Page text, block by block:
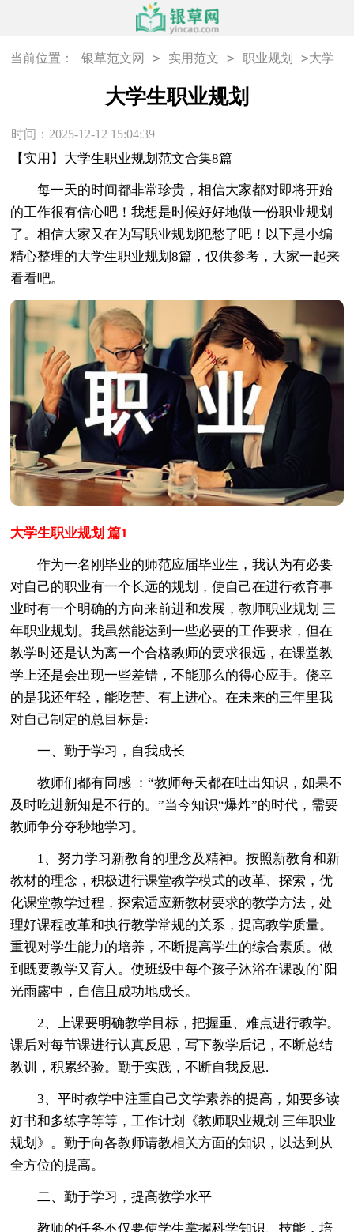
当前位置： 银草范文网 > 实用范文 > 职业规划 >大学
大学生职业规划
时间：2025-12-12 15:04:39
【实用】大学生职业规划范文合集8篇
每一天的时间都非常珍贵，相信大家都对即将开始
的工作很有信心吧！我想是时候好好地做一份职业规划
了。相信大家又在为写职业规划犯愁了吧！以下是小编
精心整理的大学生职业规划8篇，仅供参考，大家一起来
看看吧。
大学生职业规划 篇1
作为一名刚毕业的师范应届毕业生，我认为有必要
对自己的职业有一个长远的规划，使自己在进行教育事
业时有一个明确的方向来前进和发展，教师职业规划 三
年职业规划。我虽然能达到一些必要的工作要求，但在
教学时还是认为离一个合格教师的要求很远，在课堂教
学上还是会出现一些差错，不能那么的得心应手。侥幸
的是我还年轻，能吃苦、有上进心。在未来的三年里我
对自己制定的总目标是:
一、勤于学习，自我成长
教师们都有同感 ：“教师每天都在吐出知识，如果不
及时吃进新知是不行的。”当今知识“爆炸”的时代，需要
教师争分夺秒地学习。
1、努力学习新教育的理念及精神。按照新教育和新
教材的理念，积极进行课堂教学模式的改革、探索，优
化课堂教学过程，探索适应新教材要求的教学方法，处
理好课程改革和执行教学常规的关系，提高教学质量。
重视对学生能力的培养，不断提高学生的综合素质。做
到既要教学又育人。使班级中每个孩子沐浴在课改的`阳
光雨露中，自信且成功地成长。
2、上课要明确教学目标，把握重、难点进行教学。
课后对每节课进行认真反思，写下教学后记，不断总结
教训，积累经验。勤于实践，不断自我反思.
3、平时教学中注重自己文学素养的提高，如要多读
好书和多练字等等，工作计划《教师职业规划 三年职业
规划》。勤于向各教师请教相关方面的知识，以达到从
全方位的提高。
二、勤于学习，提高教学水平
教师的任务不仅要使学生掌握科学知识、技能，培